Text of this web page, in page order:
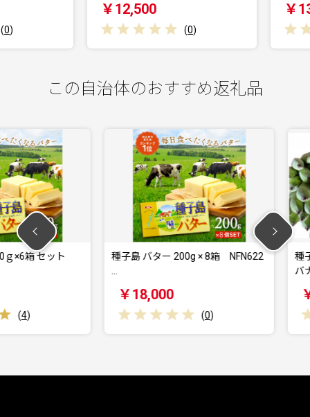
￥12,500
(0)
￥
この自治体のおすすめ返礼品
セット
種子島 バター 200g × 8箱 NFN622
￥18,000
( 0)
種子島 産
バナナ 2
￥